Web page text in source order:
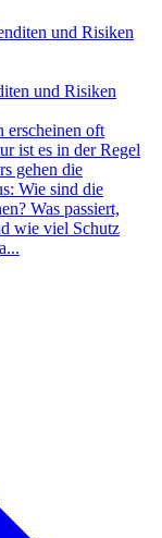
und Risiken
erscheinen oft
ist es in der Regel
gehen die
Wie sind die
Was passiert,
wie viel Schutz